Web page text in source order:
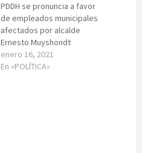
PDDH se pronuncia a favor
de empleados municipales
afectados por alcalde
Ernesto Muyshondt
enero 16, 2021
En «POLÍTICA»